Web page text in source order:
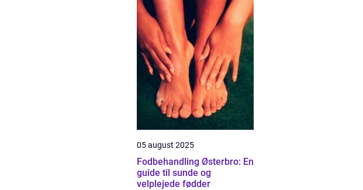
05 august 2025
Fodbehandling Østerbro: En
guide til sunde og
velplejede fødder